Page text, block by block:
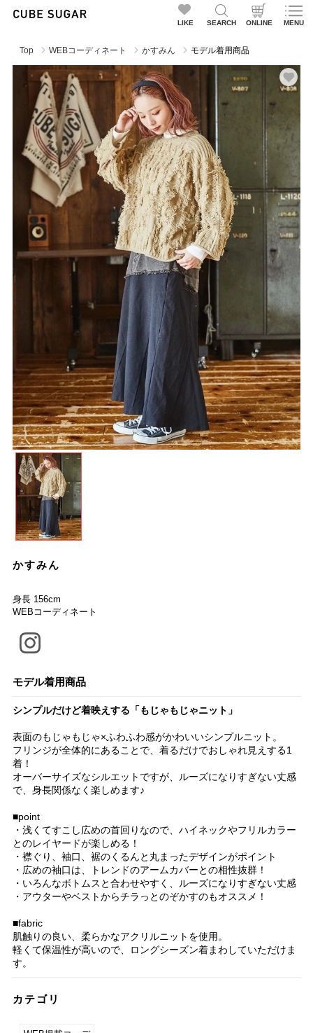
LIKE SEARCH ONLINE MENU
Top WEBコーディネート かすみん モデル着用商品
かすみん
身長 156cm
WEBコーディネート
モデル着用商品
シンプルだけど着映えする「もじゃもじゃニット」
表面のもじゃもじゃ×ふわふわ感がかわいいシンプルニット。
フリンジが全体的にあることで、着るだけでおしゃれ見えする1
着！
オーバーサイズなシルエットですが、ルーズになりすぎない丈感
で、身長関係なく楽しめます♪
■point
・浅くてすこし広めの首回りなので、ハイネックやフリルカラー
とのレイヤードが楽しめる！
・襟ぐり、袖口、裾のくるんと丸まったデザインがポイント
・広めの袖口は、トレンドのアームカバーとの相性抜群！
・いろんなボトムスと合わせやすく、ルーズになりすぎない丈感
・アウターやベストからチラっとのぞかすのもオススメ！
■fabric
肌触りの良い、柔らかなアクリルニットを使用。
軽くて保温性が高いので、ロングシーズン着まわしていただけま
す。
カテゴリ